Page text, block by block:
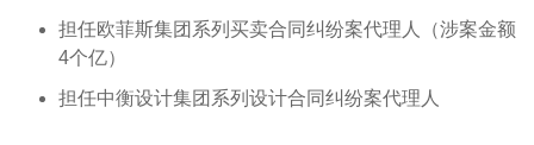
担任欧菲斯集团系列买卖合同纠纷案代理人（涉案金额
4个亿）
担任中衡设计集团系列设计合同纠纷案代理人